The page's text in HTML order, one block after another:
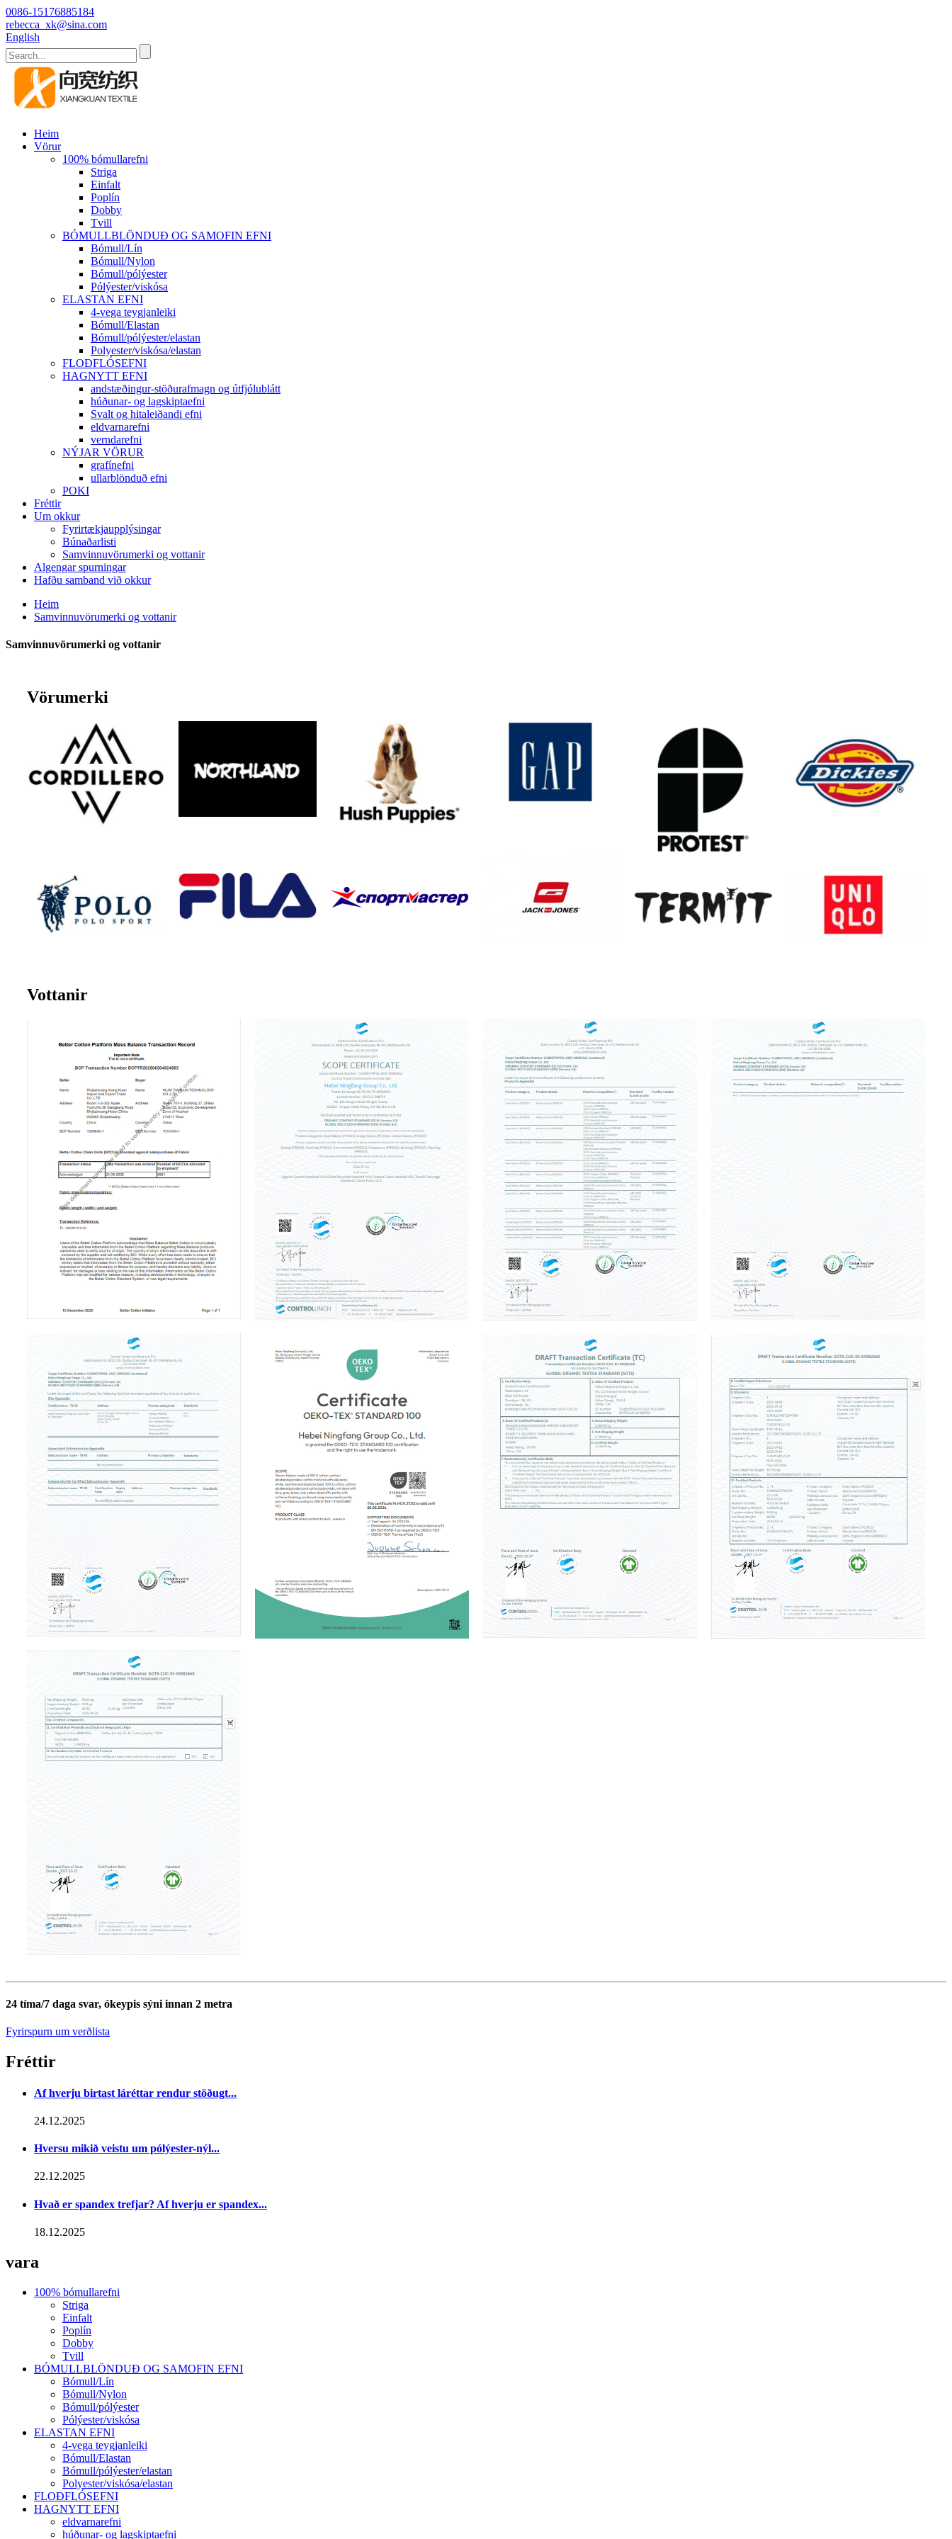
0086-15176885184
rebecca_xk@sina.com
English
Heim
Vörur
100% bómullarefni
Striga
Einfalt
Poplín
Dobby
Tvill
BÓMULLBLÖNDUÐ OG SAMOFIN EFNI
Bómull/Lín
Bómull/Nylon
Bómull/pólýester
Pólýester/viskósa
ELASTAN EFNI
4-vega teygjanleiki
Bómull/Elastan
Bómull/pólýester/elastan
Polyester/viskósa/elastan
FLOÐFLÓSEFNI
HAGNYTT EFNI
andstæðingur-stöðurafmagn og útfjólublátt
húðunar- og lagskiptaefni
Svalt og hitaleiðandi efni
eldvarnarefni
verndarefni
NÝJAR VÖRUR
grafínefni
ullarblönduð efni
POKI
Fréttir
Um okkur
Fyrirtækjaupplýsingar
Búnaðarlisti
Samvinnuvörumerki og vottanir
Algengar spurningar
Hafðu samband við okkur
Heim
Samvinnuvörumerki og vottanir
Samvinnuvörumerki og vottanir
Vörumerki
Vottanir
24 tíma/7 daga svar, ókeypis sýni innan 2 metra
Fyrirspurn um verðlista
Fréttir
Af hverju birtast láréttar rendur stöðugt...
24.12.2025
Hversu mikið veistu um pólýester-nýl...
22.12.2025
Hvað er spandex trefjar? Af hverju er spandex...
18.12.2025
vara
100% bómullarefni
Striga
Einfalt
Poplín
Dobby
Tvill
BÓMULLBLÖNDUÐ OG SAMOFIN EFNI
Bómull/Lín
Bómull/Nylon
Bómull/pólýester
Pólýester/viskósa
ELASTAN EFNI
4-vega teygjanleiki
Bómull/Elastan
Bómull/pólýester/elastan
Polyester/viskósa/elastan
FLOÐFLÓSEFNI
HAGNYTT EFNI
eldvarnarefni
húðunar- og lagskiptaefni